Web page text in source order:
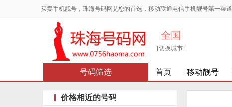
买卖手机靓号，珠海号码网是您的首选，移动联通电信手机靓号第一渠道
全国
[切换城市]
号码筛选 首页 移动靓号
价格相近的号码